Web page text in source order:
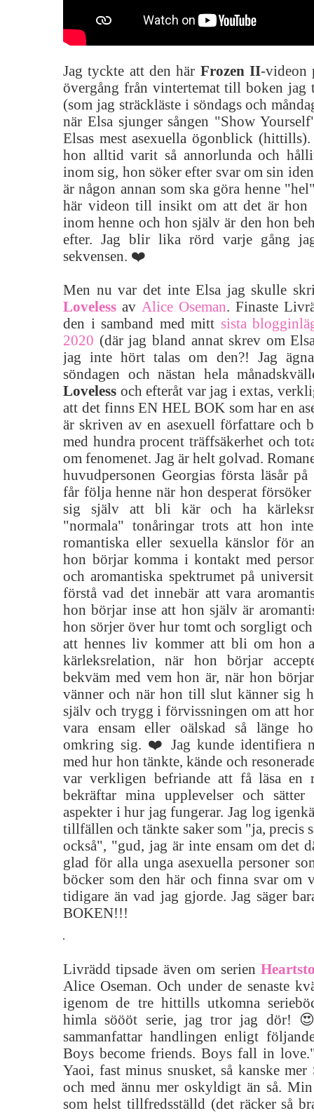
Jag tyckte att den här Frozen II-videon
övergång från vintertemat till boken jag
(som jag sträckläste i söndags och
när Elsa sjunger sången "Show
Elsas mest asexuella ögonblick
hon alltid varit så annorlunda och
inom sig, hon söker efter svar om sin
är någon annan som ska göra henne
här videon till insikt om att det är hon
inom henne och hon själv är den hon
efter. Jag blir lika rörd varje gång
sekvensen. ❤️
Men nu var det inte Elsa jag skulle
Loveless av Alice Oseman. Finaste
den i samband med mitt sista
2020 (där jag bland annat skrev om
jag inte hört talas om den?! Jag
söndagen och nästan hela
Loveless och efteråt var jag i extas,
att det finns EN HEL BOK som har en
är skriven av en asexuell författare och
med hundra procent träffsäkerhet och
om fenomenet. Jag är helt golvad.
huvudpersonen Georgias första läsår
får följa henne när hon desperat
sig själv att bli kär och ha
"normala" tonåringar trots att hon
romantiska eller sexuella känslor för
hon börjar komma i kontakt med
och aromantiska spektrumet på
förstå vad det innebär att vara
hon börjar inse att hon själv är
hon sörjer över hur tomt och sorgligt
att hennes liv kommer att bli om hon
kärleksrelation, när hon börjar
bekväm med vem hon är, när hon
vänner och när hon till slut känner sig
själv och trygg i förvissningen om att
vara ensam eller oälskad så länge
omkring sig. ❤️ Jag kunde identifiera
med hur hon tänkte, kände och
var verkligen befriande att få läsa en
bekräftar mina upplevelser och
aspekter i hur jag fungerar. Jag log
tillfällen och tänkte saker som "ja, precis
också", "gud, jag är inte ensam om det
glad för alla unga asexuella personer
böcker som den här och finna svar om
tidigare än vad jag gjorde. Jag säger
BOKEN!!!
Livrädd tipsade även om serien
Alice Oseman. Och under de senaste
igenom de tre hittills utkomna
himla söööt serie, jag tror jag dör!
sammanfattar handlingen enligt
Boys become friends. Boys fall in
Yaoi, fast minus snusket, så kanske
och med ännu mer oskyldigt än så.
som helst tillfredsställd (det räcker så